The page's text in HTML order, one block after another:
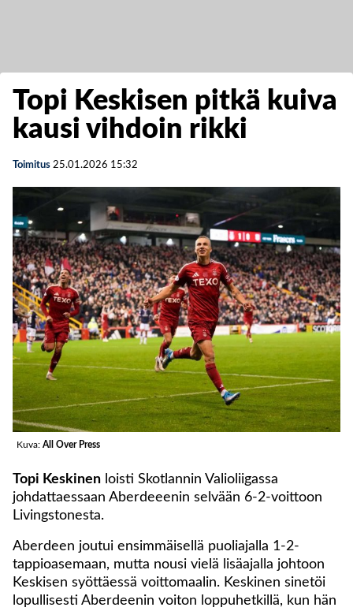
Topi Keskisen pitkä kuiva
kausi vihdoin rikki
Toimitus 25.01.2026 15:32
Kuva: All Over Press
Topi Keskinen loisti Skotlannin Valioliigassa
johdattaessaan Aberdeeenin selvään 6-2-voittoon
Livingstonesta.
Aberdeen joutui ensimmäisellä puoliajalla 1-2-
tappioasemaan, mutta nousi vielä lisäajalla johtoon
Keskisen syöttäessä voittomaalin. Keskinen sinetöi
lopullisesti Aberdeenin voiton loppuhetkillä, kun hän